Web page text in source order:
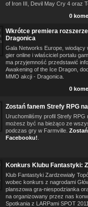
of Iron III, Devil May Cry 4 oraz
0
Wkrótce premiera
Dragonica
Gala Networks Europe, wiodący
gier online i właściciel portalu
ma przyjemność przedstawić
Awakening of the Ice Dragon,
MMO akcji - Dragonica.
0
Zostań fanem Strefy RPG
Uruchomiliśmy profil Strefy RPG
możesz być na bieżąco ze
podczas gry w Farmville.
Facebooku!
Konkurs Klubu Fantastyki:
Klub Fantastyki Zardzewiały
wobec konkurs z nagrodami
planszowa gra-niespodzianka
na organizowany przez nas
Spotkania z LARPami SPOT